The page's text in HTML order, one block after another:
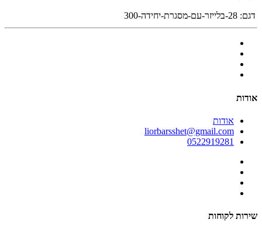
דגם: 28-בלייזר-עם-מסגרת-יחידה-300
אודות
אודות
liorbarsshet@gmail.com
0522919281
שירות לקוחות